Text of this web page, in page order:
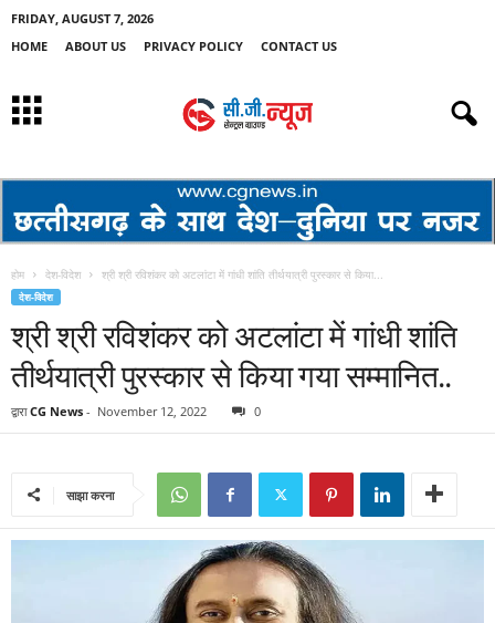
FRIDAY, AUGUST 7, 2026
HOME
ABOUT US PRIVACY POLICY CONTACT US
होम देश-विदेश श्री श्री रविशंकर को अटलांटा में गांधी शांति तीर्थयात्री पुरस्कार से किया...
देश-विदेश
श्री श्री रविशंकर को अटलांटा में गांधी शांति
तीर्थयात्री पुरस्कार से किया गया सम्मानित..
द्वारा CG News - November 12, 2022 0
साझा करना